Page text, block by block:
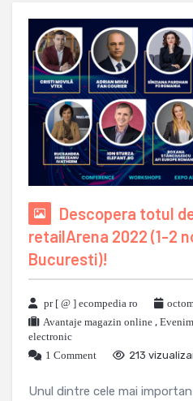
Descopera totul
retailArena 2022 (1-2
Bucuresti)!
pr [ @ ] ecompedia ro
Avantaje magazin online ,
electronic
1 Comment
213
Unul dintre cele mai